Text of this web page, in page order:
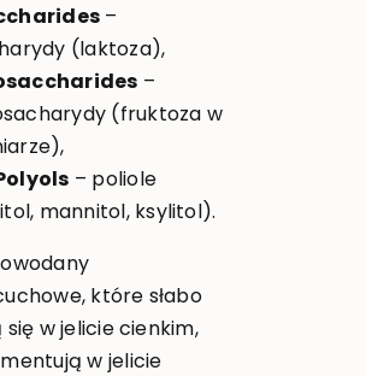
–
(laktoza),
–
(fruktoza w
– poliole
mannitol, ksylitol).
które słabo
się w jelicie cienkim,
w jelicie